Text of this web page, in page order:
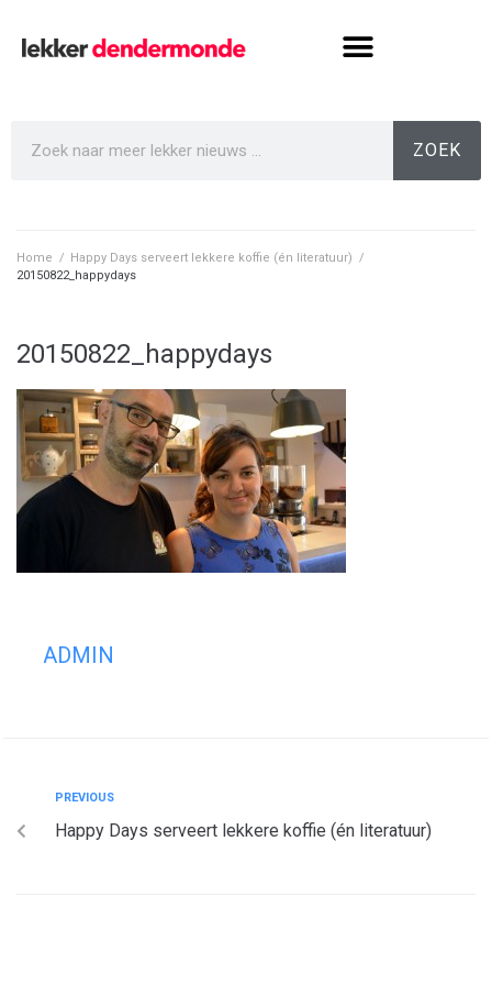
ZOEK
Home / Happy Days serveert lekkere koffie (én literatuur) /
20150822_happydays
20150822_happydays
ADMIN
PREVIOUS
Happy Days serveert lekkere koffie (én literatuur)